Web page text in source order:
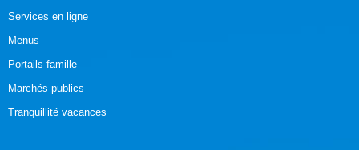
Services en ligne
Menus
Portails famille
Marchés publics
Tranquillité vacances